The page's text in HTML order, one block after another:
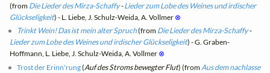
(from Die Lieder des Mirza-Schaffy-Lieder zum Lobe des Weines und irdischer
Glückseligkeit) - L. Liebe, J. Schulz-Weida, A. Vollmer ⊗
Trinkt Wein! Das ist mein alter Spruch(from Die Lieder des Mirza-Schaffy-
Lieder zum Lobe des Weines und irdischer Glückseligkeit) - G. Graben-
Hoffmann, L. Liebe, J. Schulz-Weida, A. Vollmer ⊗
Trost der Erinn'rung(Auf des Stroms bewegter Flut) (from Aus dem nachlasse